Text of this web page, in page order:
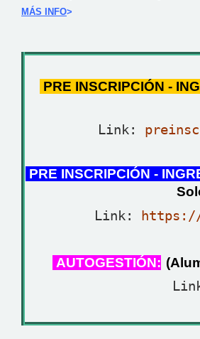
MÁS INFO>
PRE INSCRIPCIÓN -
Link:
PRE INSCRIPCIÓN -
Link:
https://
AUTOGESTIÓN: